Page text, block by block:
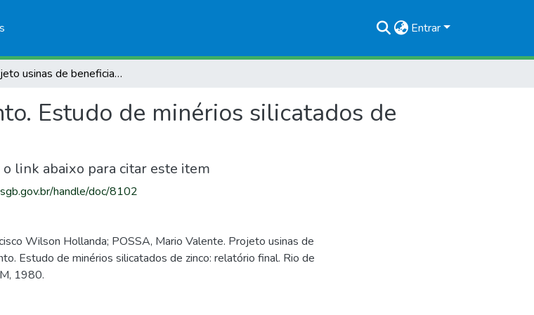
Entrar
Projeto usinas de beneficiamento. Estudo de minérios silicatados de zinco: relatório final
Estudo de minérios silicatados de
o link abaixo para citar este item
handle/doc/8102
Wilson Hollanda; POSSA, Mario Valente. Projeto usinas de
Estudo de minérios silicatados de zinco: relatório final. Rio de
1980.